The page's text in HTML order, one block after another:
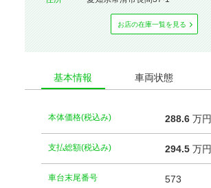
お店の在庫⼀覧を⾒る
基本情報 車両状態
本体価格(税込み) 288.6万円
支払総額(税込み) 294.5万円
車台末尾番号 573